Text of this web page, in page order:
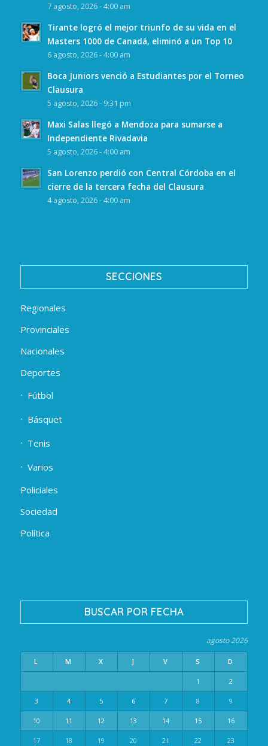
7 agosto, 2026 - 4:00 am
Tirante logró el mejor triunfo de su vida en el
Masters 1000 de Canadá, eliminó a un Top 10
6 agosto, 2026 - 4:00 am
Boca Juniors venció a Estudiantes por el Torneo
Clausura
5 agosto, 2026 - 9:31 pm
Maxi Salas llegó a Mendoza para sumarse a
Independiente Rivadavia
5 agosto, 2026 - 4:00 am
San Lorenzo perdió con Central Córdoba en el
cierre de la tercera fecha del Clausura
4 agosto, 2026 - 4:00 am
SECCIONES
Regionales
Provinciales
Nacionales
Deportes
Fútbol
Básquet
Tenis
Varios
Policiales
Sociedad
Política
BUSCAR POR FECHA
agosto 2026
L M X J V S D
1 2
3 4 5 6 7 8 9
10 11 12 13 14 15 16
17 18 19 20 21 22 23